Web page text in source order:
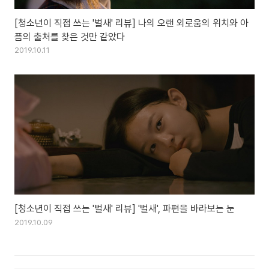
[청소년이 직접 쓰는 '벌새' 리뷰] 나의 오랜 외로움의 위치와 아
픔의 출처를 찾은 것만 같았다
2019.10.11
[청소년이 직접 쓰는 '벌새' 리뷰] '벌새', 파편을 바라보는 눈
2019.10.09